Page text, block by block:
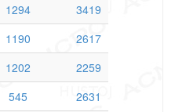
1294
3419
1190
2617
1202
2259
545
2631